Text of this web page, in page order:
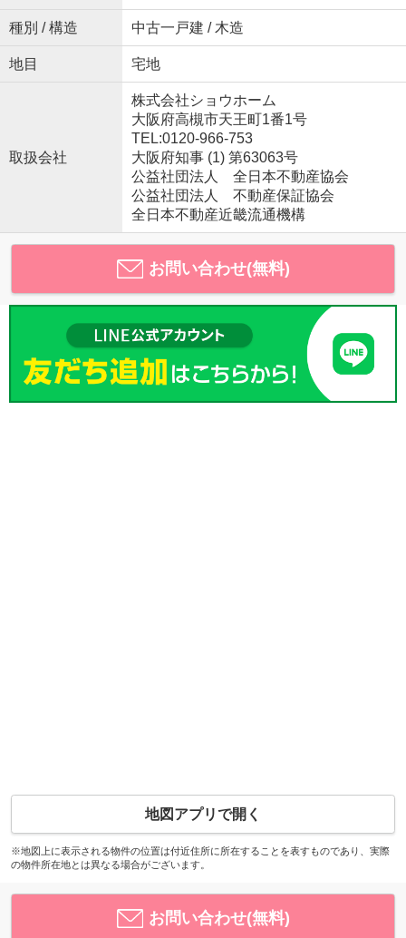
種別 / 構造 中古一戸建 / 木造
地目 宅地
取扱会社
株式会社ショウホーム
大阪府高槻市天王町1番1号
TEL:0120-966-753
大阪府知事 (1) 第63063号
公益社団法人 全日本不動産協会
公益社団法人 不動産保証協会
全日本不動産近畿流通機構
お問い合わせ(無料)
地図アプリで開く
※地図上に表示される物件の位置は付近住所に所在することを表すものであり、実際
の物件所在地とは異なる場合がございます。
お問い合わせ(無料)